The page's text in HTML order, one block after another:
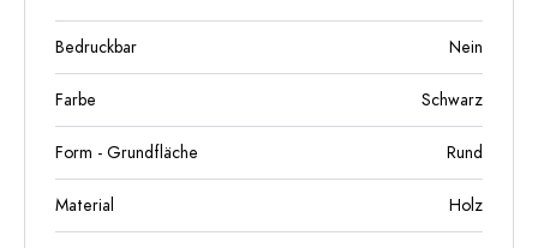
Bedruckbar Nein
Farbe Schwarz
Form - Grundfläche Rund
Material Holz